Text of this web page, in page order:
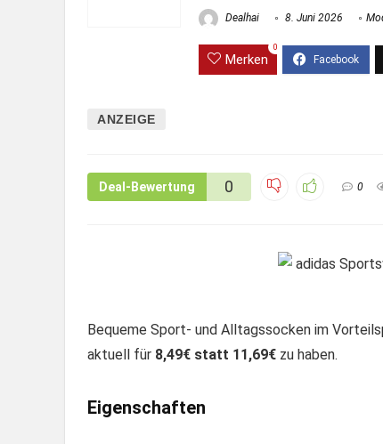
Dealhai 8. Juni 2026
Merken
0
ANZEIGE
Deal-Bewertung 0 0
Bequeme Sport- und Alltagssocken im
aktuell für 8,49€ statt 11,69€ zu haben.
Eigenschaften